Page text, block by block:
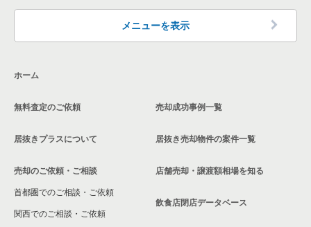
高石市の飲食店の居抜き売却物件の案件一覧
大阪市鶴見区の飲食店の居抜き売却物件の案件一覧
大阪市浪速区の飲食店の居抜き売却物件の案件一覧
八尾市の飲食店の居抜き売却物件の案件一覧
大東市の飲食店の居抜き売却物件の案件一覧
大阪府のその他の居抜き売却物件の案件一覧
メニューを表示
ホーム
無料査定のご依頼
居抜きプラスについて
売却のご依頼・ご相談
首都圏でのご相談・ご依頼
関西でのご相談・ご依頼
売却成功事例一覧
居抜き売却物件の案件一覧
店舗売却・譲渡額相場を知る
飲食店閉店データベース